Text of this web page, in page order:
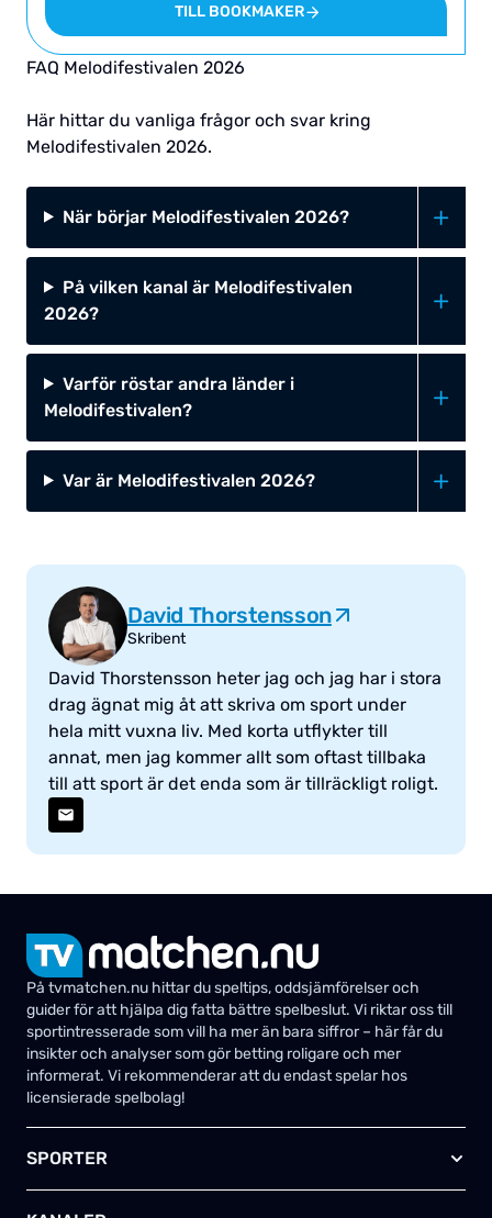
TILL BOOKMAKER
FAQ Melodifestivalen 2026
Här hittar du vanliga frågor och svar kring
Melodifestivalen 2026.
När börjar Melodifestivalen 2026?
På vilken kanal är Melodifestivalen
2026?
Varför röstar andra länder i
Melodifestivalen?
Var är Melodifestivalen 2026?
David Thorstensson
Skribent
David Thorstensson heter jag och jag har i stora
drag ägnat mig åt att skriva om sport under
hela mitt vuxna liv. Med korta utflykter till
annat, men jag kommer allt som oftast tillbaka
till att sport är det enda som är tillräckligt roligt.
På tvmatchen.nu hittar du speltips, oddsjämförelser och
guider för att hjälpa dig fatta bättre spelbeslut. Vi riktar oss till
sportintresserade som vill ha mer än bara siffror – här får du
insikter och analyser som gör betting roligare och mer
informerat. Vi rekommenderar att du endast spelar hos
licensierade spelbolag!
SPORTER